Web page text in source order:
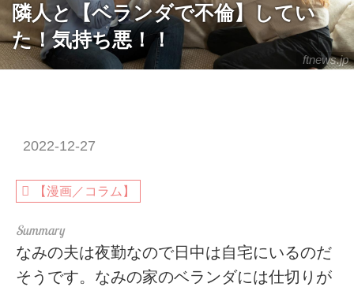
ftnews.jp
隣人と【ベランダで不倫】してい
た！気持ち悪！！
2022-12-27
【漫画／コラム】
なみの夫は夜勤なので日中は自宅にいるのだ
そうです。なみの家のベランダには仕切りが